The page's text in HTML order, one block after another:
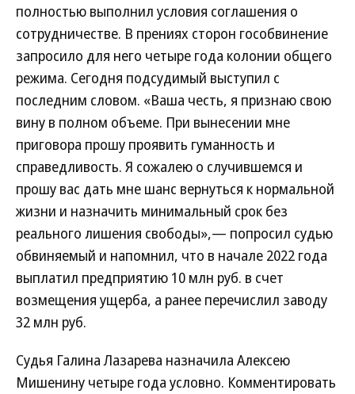
полностью выполнил условия соглашения о
сотрудничестве. В прениях сторон гособвинение
запросило для него четыре года колонии общего
режима. Сегодня подсудимый выступил с
последним словом. «Ваша честь, я признаю свою
вину в полном объеме. При вынесении мне
приговора прошу проявить гуманность и
справедливость. Я сожалею о случившемся и
прошу вас дать мне шанс вернуться к нормальной
жизни и назначить минимальный срок без
реального лишения свободы»,— попросил судью
обвиняемый и напомнил, что в начале 2022 года
выплатил предприятию 10 млн руб. в счет
возмещения ущерба, а ранее перечислил заводу
32 млн руб.
Судья Галина Лазарева назначила Алексею
Мишенину четыре года условно. Комментировать